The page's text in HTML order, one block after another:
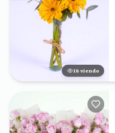
18 viendo